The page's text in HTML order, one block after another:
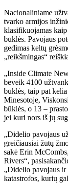
Nacionaliniame
tvarko armijos
klasifikuojamas
būklės. Pavojaus
gedimas keltų
„reikšmingas“
„Inside Climate
beveik 4100
būklės, taip pat
Minesotoje,
būklės, o 13 –
jei kuri nors iš jų
„Didelio pavojaus
greičiausiai žūtų
sakė Erin
Rivers“,
„Didelio pavojaus ir
katastrofos, kurių